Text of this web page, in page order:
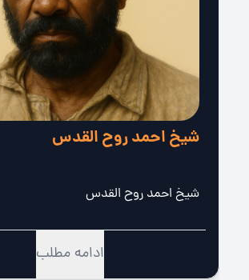
شیخ احمد روح القدس
شیخ احمد روح القدس
ادامه مطلب